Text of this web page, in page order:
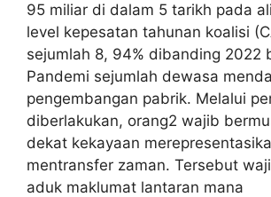
95 miliar di dalam 5 tarikh pada
level kepesatan tahunan koalisi
sejumlah 8, 94% dibanding 2022
Pandemi sejumlah dewasa
pengembangan pabrik. Melalui
diberlakukan, orang2 wajib
dekat kekayaan
mentransfer zaman. Tersebut
aduk maklumat lantaran mana